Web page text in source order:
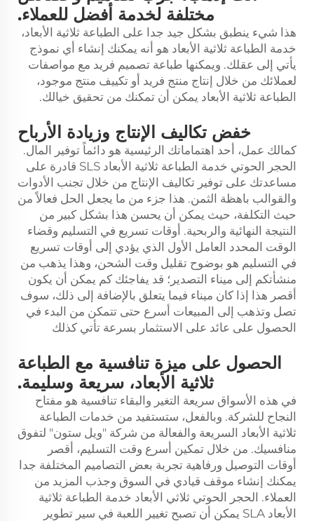
مختلفة لخدمة أفضل للعملاء.
هذا شيء ينطبق بشكل جيد جدا على الطباعة ثلاثية الأبعاد،
خدمة الطباعة ثلاثية الأبعاد هو أنه يمكنك إنشاء أي نموذج
يأتي إلى عقلك. ويمكنها طباعة تصميم فريد مع مواصفات
لعملائك من خلال إنتاج منتج فريد أو تكييف منتج موجود،
الطباعة ثلاثية الأبعاد يمكن أن تمكنك من تحقيق خيالك.
خفض تكاليف الإنتاج وزيادة الأرباح
كمالك عمل، أحد اهتماماتك الرئيسية هو دائماً توفير المال.
الحجر الحوتي خدمة الطباعة ثلاثية الأبعاد SLS
قادرة على
مساعدتك على توفير تكاليف الإنتاج من خلال تجنب الأدوات
والقوالب باهظة الثمن. هذا جزء من ما يجعل الحل فعالاً من
حيث التكلفة، حيث يمكن أن يحسن هذا بشكل كبير من
النتيجة النهائية والربحية. أوقات تسريع في التسليم وقضاء
الوقت المحدد العامل الأول الذي يؤدي إلى أوقات تسريع
في التسليم هو بوضوح تقليل وقت الشحن، وهذا يذهب من
منشأتكم إلى ميناء التصدير؛ قد يفاجئك كم يمكن أن يكون
أقصر هذا إذا كان ميناء فيما يتعلق بالإضافة إلى ذلك، سوف
تصل وتذهب إلى المبيعات أسرع حتى تتمكن من البدء في
الحصول على عائد على الاستثمار بسرعة تأتي كذلك
الحصول على ميزة تنافسية مع الطباعة
ثلاثية الأبعاد، سريعة وسليمة.
في هذه الأسواق سريعة التغير والبقاء تنافسية هو مفتاح
النجاح للشركة. وبالفعل، ستستفيد من خدمات الطباعة
ثلاثية الأبعاد السريعة والفعالة من شركة "ويل ستون" لتفوق
منافسيك. من خلال تمكين أسرع وقت التسليم، أقصر
أوقات التوصيل ورفاهية تجربة بعض التصاميم المختلفة جدا
يمكنك إنشاء موقف قيادي في السوق وجذب المزيد من
العملاء. الحجر الحوتي ثلاثي الأبعاد خدمة الطباعة ثلاثية
الأبعاد SLA
يمكن أن تصبح تغيير اللعبة في سير تطوير